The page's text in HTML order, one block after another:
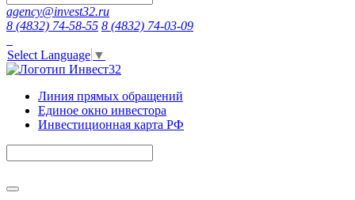
agency@invest32.ru
8 (4832) 74-58-55 8 (4832) 74-03-09
Select Language ▼
Линия прямых обращений
Единое окно инвестора
Инвестиционная карта РФ